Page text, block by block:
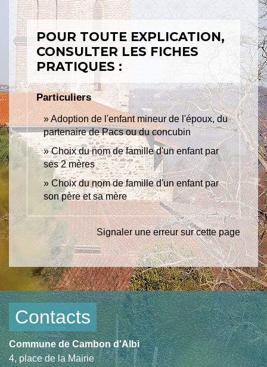
POUR TOUTE EXPLICATION,
CONSULTER LES FICHES
PRATIQUES :
Particuliers
Adoption de l'enfant mineur de l'époux, du
partenaire de Pacs ou du concubin
Choix du nom de famille d'un enfant par
ses 2 mères
Choix du nom de famille d'un enfant par
son père et sa mère
Signaler une erreur sur cette page
Contacts
Commune de Cambon d'Albi
4, place de la Mairie